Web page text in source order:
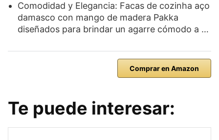
Comodidad y Elegancia: Facas de cozinha aço
damasco con mango de madera Pakka
diseñados para brindar un agarre cómodo a …
Comprar en Amazon
Te puede interesar: